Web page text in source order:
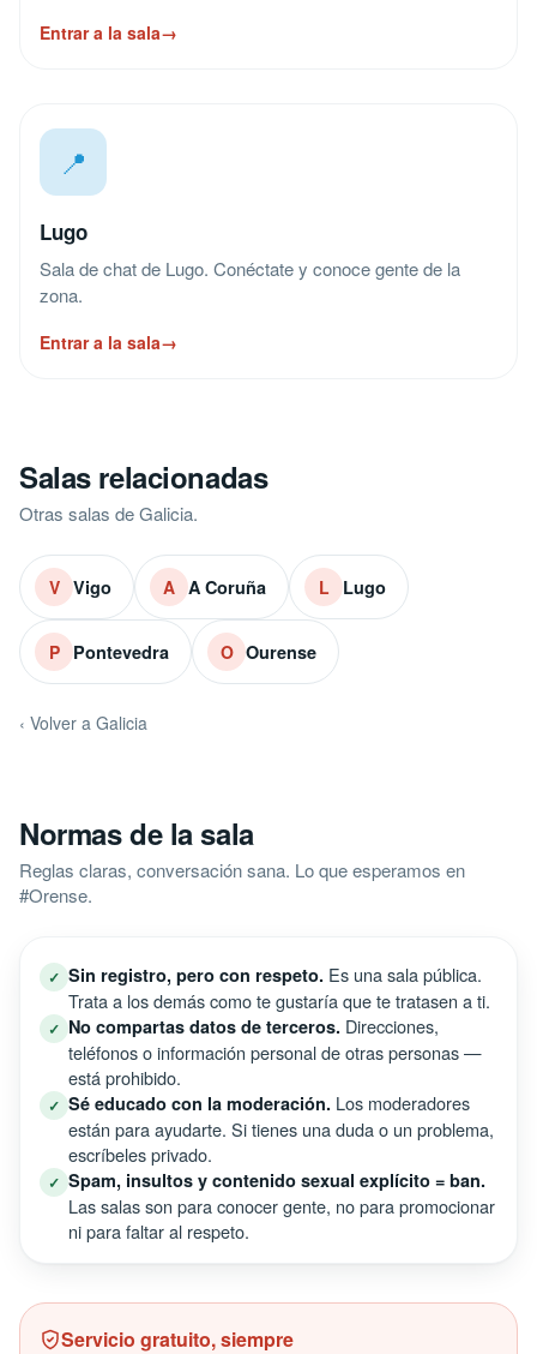
Entrar a la sala→
📍
Lugo
Sala de chat de Lugo. Conéctate y conoce gente de la
zona.
Entrar a la sala→
Salas relacionadas
Otras salas de Galicia.
V Vigo A A Coruña L Lugo
P Pontevedra O Ourense
‹ Volver a Galicia
Normas de la sala
Reglas claras, conversación sana. Lo que esperamos en
#Orense.
✓ Sin registro, pero con respeto. Es una sala pública.
Trata a los demás como te gustaría que te tratasen a ti.
✓ No compartas datos de terceros. Direcciones,
teléfonos o información personal de otras personas —
está prohibido.
✓ Sé educado con la moderación. Los moderadores
están para ayudarte. Si tienes una duda o un problema,
escríbeles privado.
✓ Spam, insultos y contenido sexual explícito = ban.
Las salas son para conocer gente, no para promocionar
ni para faltar al respeto.
Servicio gratuito, siempre